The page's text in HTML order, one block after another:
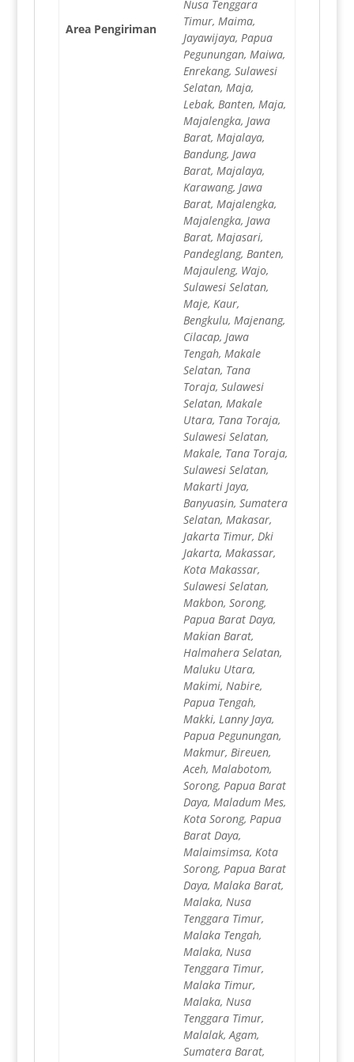
Area Pengiriman
Nusa Tenggara
Timur, Maima,
Jayawijaya, Papua
Pegunungan, Maiwa,
Enrekang, Sulawesi
Selatan, Maja,
Lebak, Banten, Maja,
Majalengka, Jawa
Barat, Majalaya,
Bandung, Jawa
Barat, Majalaya,
Karawang, Jawa
Barat, Majalengka,
Majalengka, Jawa
Barat, Majasari,
Pandeglang, Banten,
Majauleng, Wajo,
Sulawesi Selatan,
Maje, Kaur,
Bengkulu, Majenang,
Cilacap, Jawa
Tengah, Makale
Selatan, Tana
Toraja, Sulawesi
Selatan, Makale
Utara, Tana Toraja,
Sulawesi Selatan,
Makale, Tana Toraja,
Sulawesi Selatan,
Makarti Jaya,
Banyuasin, Sumatera
Selatan, Makasar,
Jakarta Timur, Dki
Jakarta, Makassar,
Kota Makassar,
Sulawesi Selatan,
Makbon, Sorong,
Papua Barat Daya,
Makian Barat,
Halmahera Selatan,
Maluku Utara,
Makimi, Nabire,
Papua Tengah,
Makki, Lanny Jaya,
Papua Pegunungan,
Makmur, Bireuen,
Aceh, Malabotom,
Sorong, Papua Barat
Daya, Maladum Mes,
Kota Sorong, Papua
Barat Daya,
Malaimsimsa, Kota
Sorong, Papua Barat
Daya, Malaka Barat,
Malaka, Nusa
Tenggara Timur,
Malaka Tengah,
Malaka, Nusa
Tenggara Timur,
Malaka Timur,
Malaka, Nusa
Tenggara Timur,
Malalak, Agam,
Sumatera Barat,